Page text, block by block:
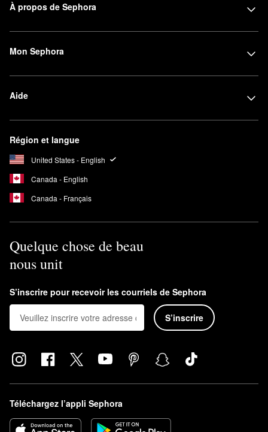
À propos de Sephora
Mon Sephora
Aide
Région et langue
United States - English
Canada - English
Canada - Français
Quelque chose de beau
nous unit
S’inscrire pour recevoir les courriels de Sephora
S’inscrire
Téléchargez l’appli Sephora